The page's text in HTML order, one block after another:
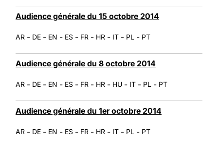
Audience générale du 15 octobre 2014
AR - DE - EN - ES - FR - HR - IT - PL - PT
Audience générale du 8 octobre 2014
AR - DE - EN - ES - FR - HR - HU - IT - PL - PT
Audience générale du 1er octobre 2014
AR - DE - EN - ES - FR - HR - IT - PL - PT